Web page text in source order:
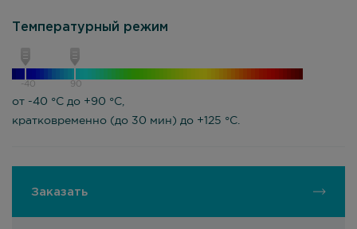
Температурный режим
-40 90
от -40 °С до +90 °С,
кратковременно (до 30 мин) до +125 °С.
Заказать